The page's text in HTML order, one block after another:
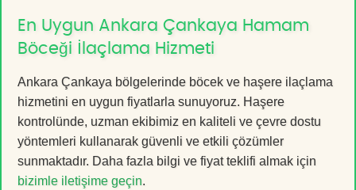
En Uygun Ankara Çankaya Hamam
Böceği İlaçlama Hizmeti
Ankara Çankaya bölgelerinde böcek ve haşere ilaçlama
hizmetini en uygun fiyatlarla sunuyoruz. Haşere
kontrolünde, uzman ekibimiz en kaliteli ve çevre dostu
yöntemleri kullanarak güvenli ve etkili çözümler
sunmaktadır. Daha fazla bilgi ve fiyat teklifi almak için
bizimle iletişime geçin.